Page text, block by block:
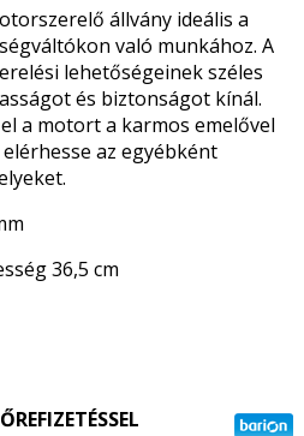
állvány ideális a
való munkához. A
lehetőségeinek széles
és biztonságot kínál.
a motort a karmos emelővel
az egyébként
36,5 cm